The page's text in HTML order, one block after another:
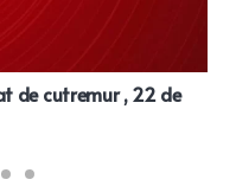
de cutremur , 22 de